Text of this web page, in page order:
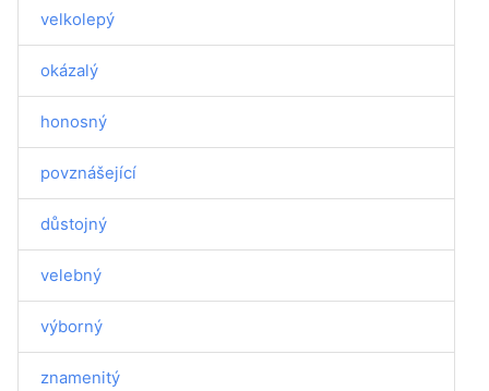
velkolepý
okázalý
honosný
povznášející
důstojný
velebný
výborný
znamenitý